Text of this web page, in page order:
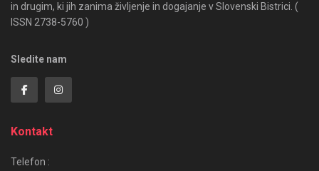
in drugim, ki jih zanima življenje in dogajanje v Slovenski Bistrici. (
ISSN 2738-5760 )
Sledite nam
Kontakt
Telefon :